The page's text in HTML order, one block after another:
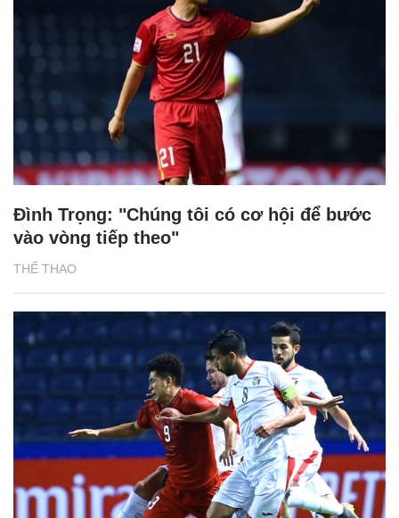
THỂ THAO
Đình Trọng: "Chúng tôi có cơ hội để bước
vào vòng tiếp theo"